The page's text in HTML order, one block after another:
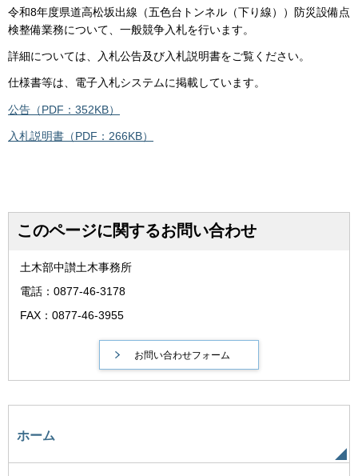
令和8年度県道高松坂出線（五色台トンネル（下り線））防災設備点
検整備業務について、一般競争入札を行います。
詳細については、入札公告及び入札説明書をご覧ください。
仕様書等は、電子入札システムに掲載しています。
公告（PDF：352KB）
入札説明書（PDF：266KB）
このページに関するお問い合わせ
土木部中讃土木事務所
電話：0877-46-3178
FAX：0877-46-3955
ホーム